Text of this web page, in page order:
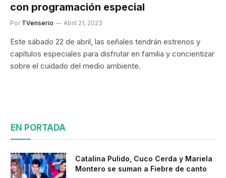
con programación especial
Por TVenserio Abril 21, 2023
Este sábado 22 de abril, las señales tendrán estrenos y
capítulos especiales para disfrutar en familia y concientizar
sobre el cuidado del medio ambiente.
EN PORTADA
Catalina Pulido, Cuco Cerda y Mariela
Montero se suman a Fiebre de canto